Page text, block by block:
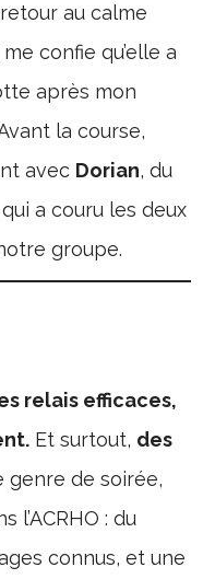
au calme
me confie qu’elle a
après mon
la course,
avec Dorian, du
qui a couru les deux
groupe.
relais efficaces,
Et surtout, des
genre de soirée,
l’ACRHO : du
connus, et une